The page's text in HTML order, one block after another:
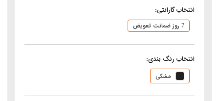
انتخاب گارانتی:
7 روز ضمانت تعویض
انتخاب رنگ بندی:
مشکی